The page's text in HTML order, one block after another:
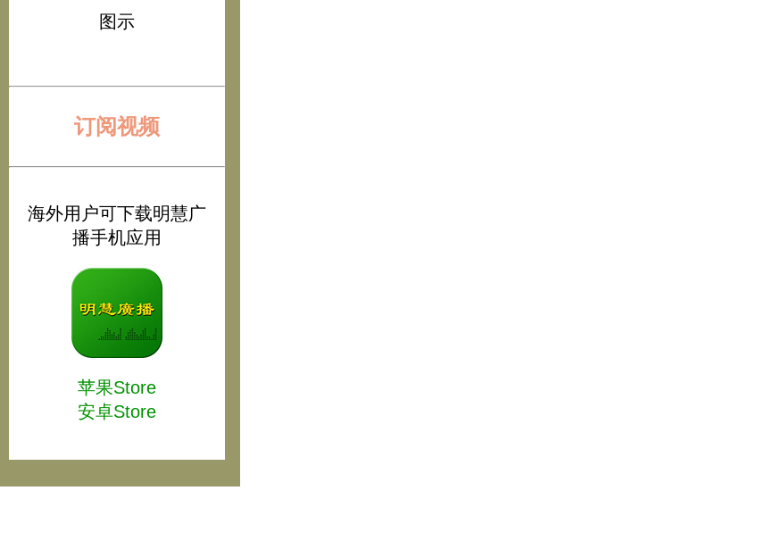
图示
订阅视频
海外用户可下载明慧广
播手机应用
苹果Store
安卓Store